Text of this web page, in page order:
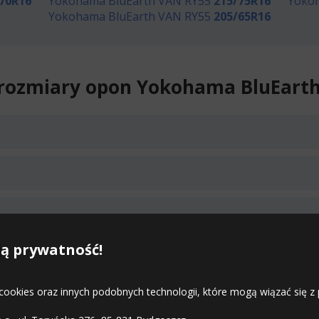
prywatność!
oraz innych podobnych technologii, które mogą wiązać się
Yokohama BluEarth VAN RY55 205/65R16
opon Yokohama BluEarth
Średnia ilość